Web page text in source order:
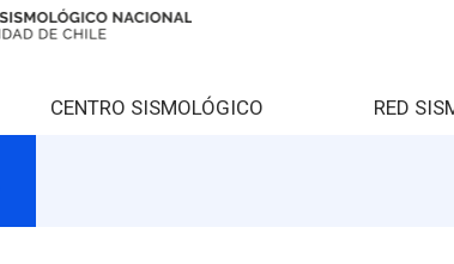
CENTRO SISMOLÓGICO RED